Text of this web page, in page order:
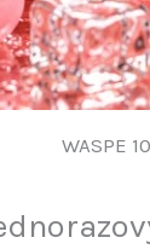
WASPE